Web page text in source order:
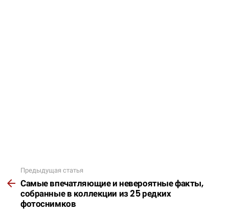
Подробнее
Предыдущая статья
Самые впечатляющие и невероятные факты,
собранные в коллекции из 25 редких
фотоснимков